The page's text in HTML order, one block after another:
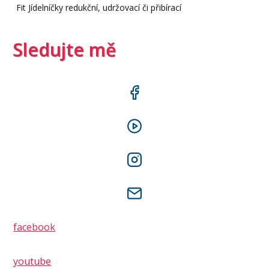
Fit Jídelníčky redukční, udržovací či přibírací
Sledujte mě
facebook
youtube